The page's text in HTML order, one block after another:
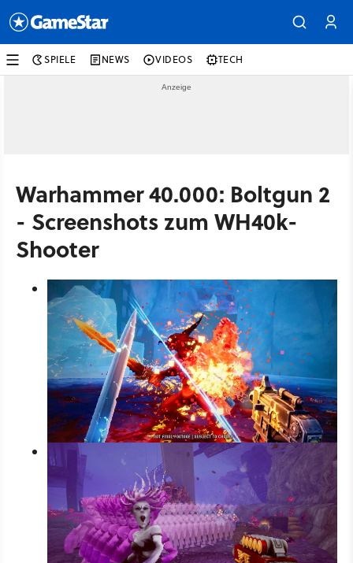
SPIELE NEWS VIDEOS TECH
Warhammer 40.000: Boltgun 2
- Screenshots zum WH40k-
Shooter